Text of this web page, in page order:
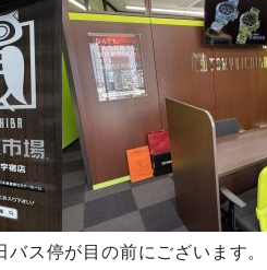
ス停が目の前にございます。